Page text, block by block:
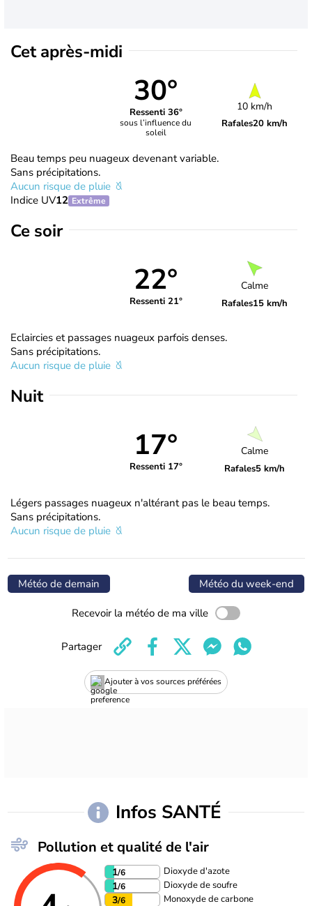
Cet après-midi
30°
Ressenti 36°
sous l’influence du
soleil
10 km/h
Rafales20 km/h
Beau temps peu nuageux devenant variable.
Sans précipitations.
Aucun risque de pluie
Indice UV12 Extrême
Ce soir
22°
Ressenti 21°
Calme
Rafales15 km/h
Eclaircies et passages nuageux parfois denses.
Sans précipitations.
Aucun risque de pluie
Nuit
17°
Ressenti 17°
Calme
Rafales5 km/h
Légers passages nuageux n'altérant pas le beau temps.
Sans précipitations.
Aucun risque de pluie
Météo de demain Météo du week-end
Recevoir la météo de ma ville
Ajouter à vos sources préférées
Partager
Infos SANTÉ
Pollution et qualité de l'air
1/6 Dioxyde d'azote
1/6 Dioxyde de soufre
3/6 Monoxyde de carbone